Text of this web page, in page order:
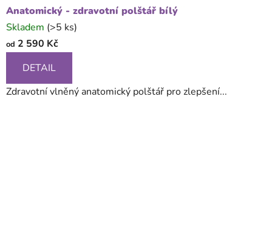
Anatomický - zdravotní polštář bílý
Skladem (>5 ks)
od 2 590 Kč
DETAIL
Zdravotní vlněný anatomický polštář pro zlepšení...